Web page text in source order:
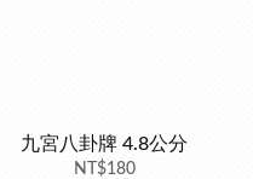
九宮八卦牌 4.8公分
NT$180